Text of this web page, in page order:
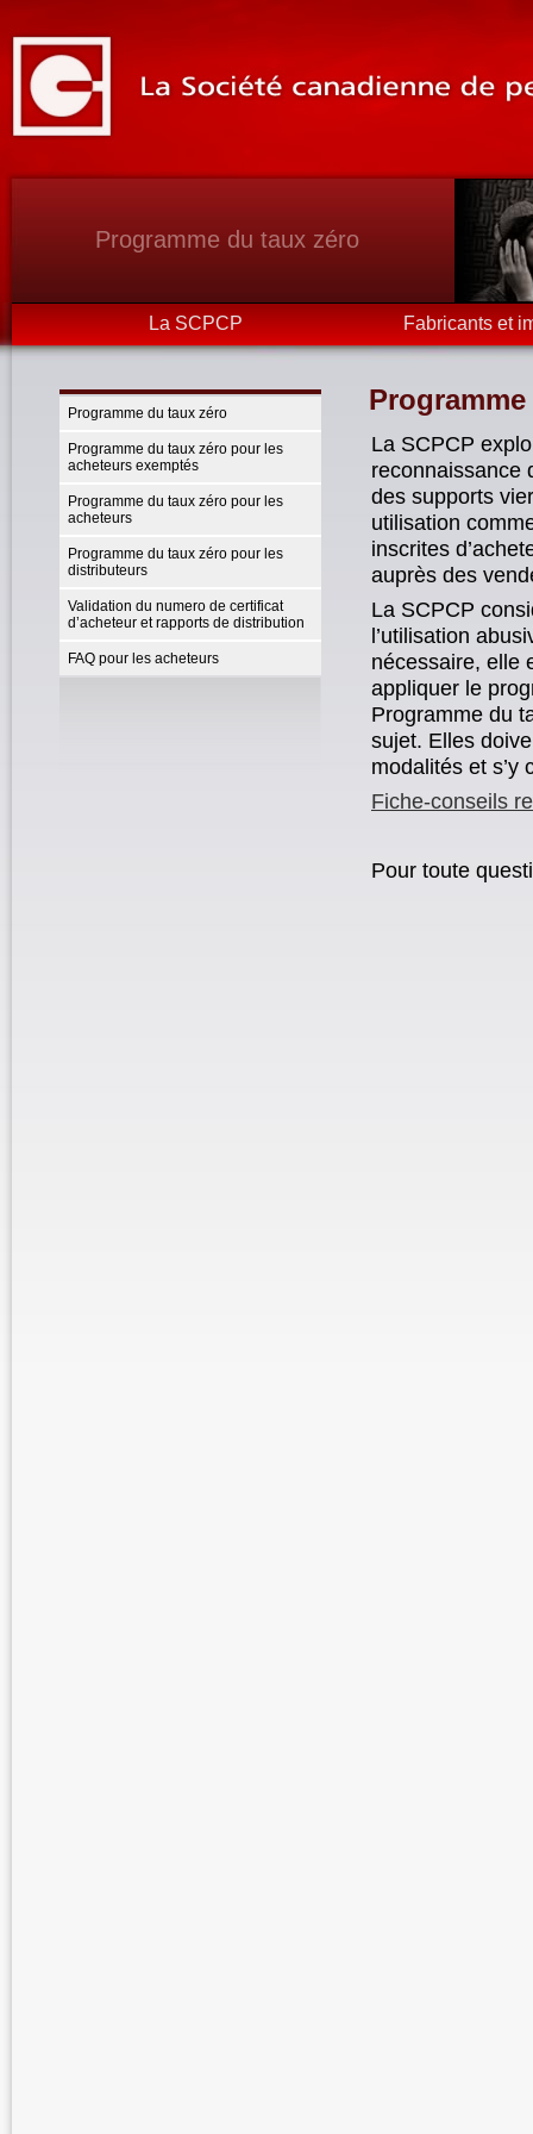
Programme du taux zéro
La SCPCP Fabricants et
Programme du taux zéro
Programme du taux zéro pour les
acheteurs exemptés
Programme du taux zéro pour les
acheteurs
Programme du taux zéro pour les
distributeurs
Validation du numero de certificat
d’acheteur et rapports de distribution
FAQ pour les acheteurs
La SCPCP
reconnaissance
des supports
utilisation
inscrites
auprès des
La SCPCP
l’utilisation
nécessaire, elle
appliquer le
Programme du
sujet. Elles
modalités et s’y
Fiche-conseils
Pour toute